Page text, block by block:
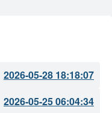
2026-05-28 18:18:07
2026-05-25 06:04:34